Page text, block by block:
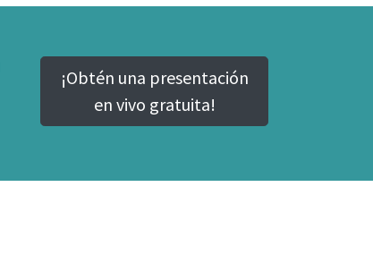
¡Obtén una presentación
en vivo gratuita!